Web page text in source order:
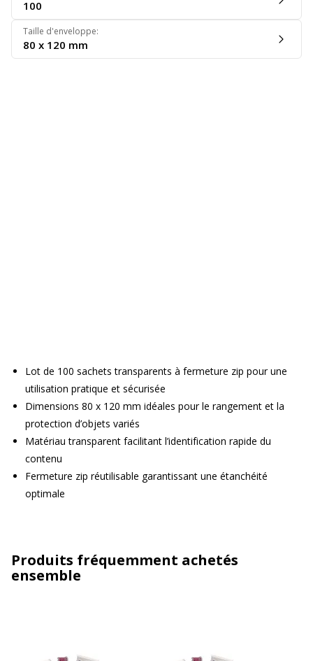
100
Taille d'enveloppe:
80 x 120 mm
Lot de 100 sachets transparents à fermeture zip pour une
utilisation pratique et sécurisée
Dimensions 80 x 120 mm idéales pour le rangement et la
protection d’objets variés
Matériau transparent facilitant l’identification rapide du
contenu
Fermeture zip réutilisable garantissant une étanchéité
optimale
Produits fréquemment achetés
ensemble